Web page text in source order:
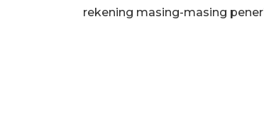
rekening masing-masing